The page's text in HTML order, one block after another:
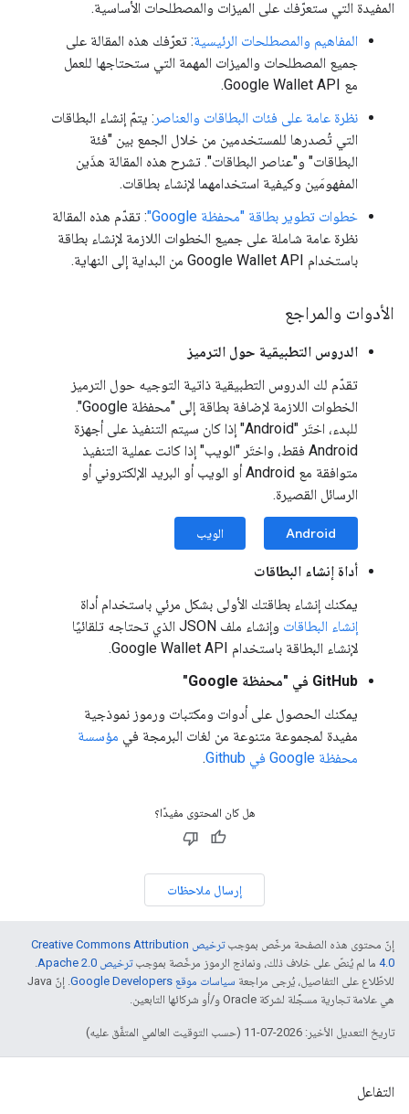
المفيدة التي ستعرّفك على الميزات والمصطلحات الأساسية.
المفاهيم والمصطلحات الرئيسية: تعرّفك هذه المقالة على
جميع المصطلحات والميزات المهمة التي ستحتاجها للعمل
مع Google Wallet API.
نظرة عامة على فئات البطاقات والعناصر : يتمّ إنشاء البطاقات
التي تُصدرها للمستخدمين من خلال الجمع بين "فئة
البطاقات" و"عناصر البطاقات". تشرح هذه المقالة هذَين
المفهومَين وكيفية استخدامهما لإنشاء بطاقات.
خطوات تطوير بطاقة "محفظة Google"
: تقدّم هذه المقالة
نظرة عامة شاملة على جميع الخطوات اللازمة لإنشاء بطاقة
باستخدام Google Wallet API من البداية إلى النهاية.
الأدوات والمراجع
الدروس التطبيقية حول الترميز
تقدّم لك الدروس التطبيقية ذاتية التوجيه حول الترميز
الخطوات اللازمة لإضافة بطاقة إلى "محفظة Google".
للبدء، اختَر "Android" إذا كان سيتم التنفيذ على أجهزة
Android فقط، واختَر "الويب" إذا كانت عملية التنفيذ
متوافقة مع Android أو الويب أو البريد الإلكتروني أو
الرسائل القصيرة.
Android الويب
أداة إنشاء البطاقات
يمكنك إنشاء بطاقتك الأولى بشكل مرئي باستخدام أداة
إنشاء البطاقات
وإنشاء ملف JSON الذي تحتاجه تلقائيًا
لإنشاء البطاقة باستخدام Google Wallet API.
GitHub في "محفظة Google"
يمكنك الحصول على أدوات ومكتبات ورموز نموذجية
مفيدة لمجموعة متنوعة من لغات البرمجة في مؤسسة
محفظة Google في Github
.
هل كان المحتوى مفيدًا؟
إرسال ملاحظات
إنّ محتوى هذه الصفحة مرخّص بموجب
ترخيص Creative Commons Attribution
4.0‏ ما لم يُنصّ على خلاف ذلك، ونماذج الرموز مرخّصة بموجبترخيص Apache 2.0‏
.
للاطّلاع على التفاصيل، يُرجى مراجعة سياسات موقع Google Developers‏
. إنّ Java
هي علامة تجارية مسجَّلة لشركة Oracle و/أو شركائها التابعين.
تاريخ التعديل الأخير: 2026-07-11 (حسب التوقيت العالمي المتفَّق عليه)
التفاعل